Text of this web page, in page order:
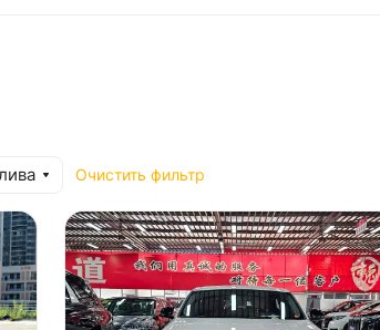
Очистить фильтр